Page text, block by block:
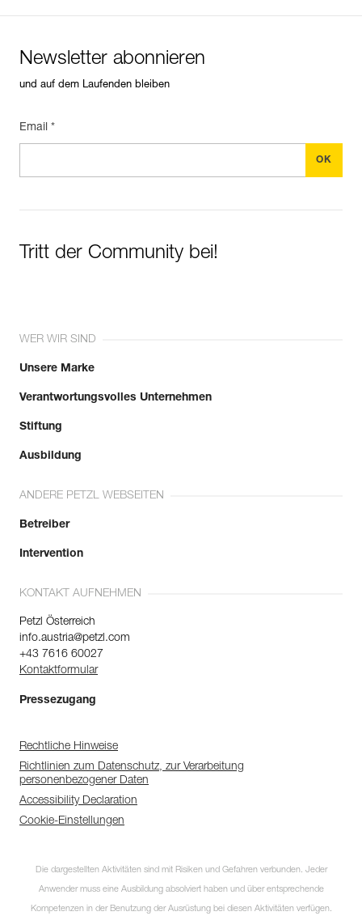
Newsletter abonnieren
und auf dem Laufenden bleiben
Email *
Tritt der Community bei!
WER WIR SIND
Unsere Marke
Verantwortungsvolles Unternehmen
Stiftung
Ausbildung
ANDERE PETZL WEBSEITEN
Betreiber
Intervention
KONTAKT AUFNEHMEN
Petzl Österreich
info.austria@petzl.com
+43 7616 60027
Kontaktformular
Pressezugang
Rechtliche Hinweise
Richtlinien zum Datenschutz, zur Verarbeitung
personenbezogener Daten
Accessibility Declaration
Cookie-Einstellungen
Die dargestellten Aktivitäten sind mit Risiken und Gefahren verbunden. Jeder
Anwender muss eine Ausbildung absolviert haben und über entsprechende
Kompetenzen in der Benutzung der Ausrüstung bei diesen Aktivitäten verfügen.